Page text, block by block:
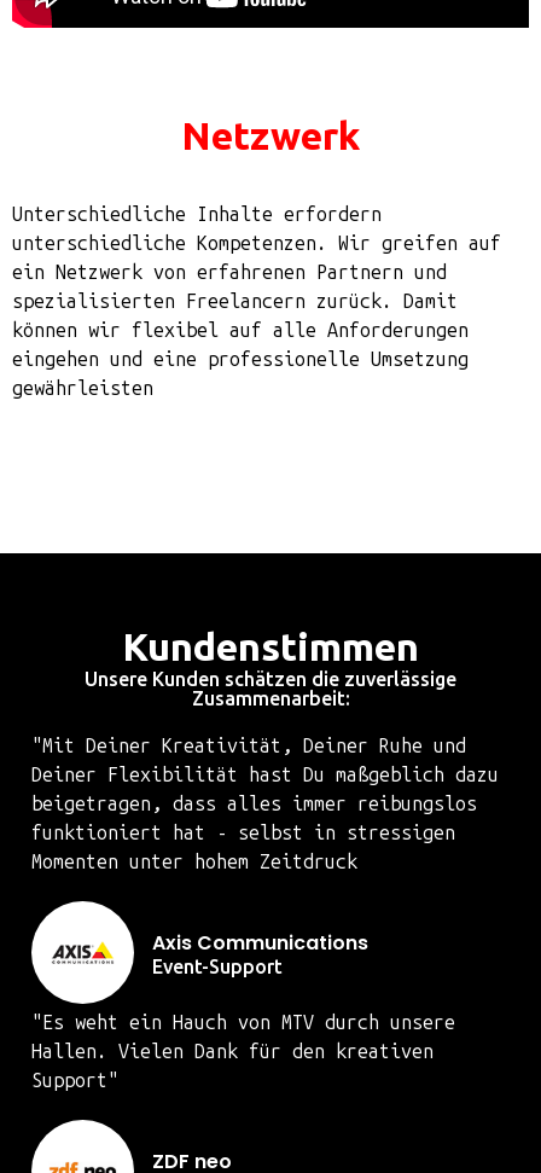
Netzwerk
Unterschiedliche Inhalte erfordern
unterschiedliche Kompetenzen. Wir greifen auf
ein Netzwerk von erfahrenen Partnern und
spezialisierten Freelancern zurück. Damit
können wir flexibel auf alle Anforderungen
eingehen und eine professionelle Umsetzung
gewährleisten
Kundenstimmen
Unsere Kunden schätzen die zuverlässige
Zusammenarbeit:
"Mit Deiner Kreativität, Deiner Ruhe und
Deiner Flexibilität hast Du maßgeblich dazu
beigetragen, dass alles immer reibungslos
funktioniert hat - selbst in stressigen
Momenten unter hohem Zeitdruck
Axis Communications
Event-Support
"Es weht ein Hauch von MTV durch unsere
Hallen. Vielen Dank für den kreativen
Support"
ZDF neo